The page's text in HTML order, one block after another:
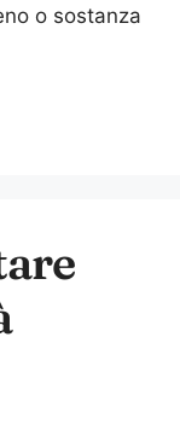
o sostanza